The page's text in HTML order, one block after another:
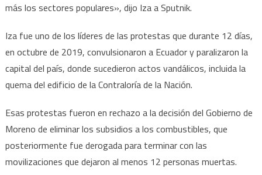
más los sectores populares», dijo Iza a Sputnik.
Iza fue uno de los líderes de las protestas que durante 12 días,
en octubre de 2019, convulsionaron a Ecuador y paralizaron la
capital del país, donde sucedieron actos vandálicos, incluida la
quema del edificio de la Contraloría de la Nación.
Esas protestas fueron en rechazo a la decisión del Gobierno de
Moreno de eliminar los subsidios a los combustibles, que
posteriormente fue derogada para terminar con las
movilizaciones que dejaron al menos 12 personas muertas.